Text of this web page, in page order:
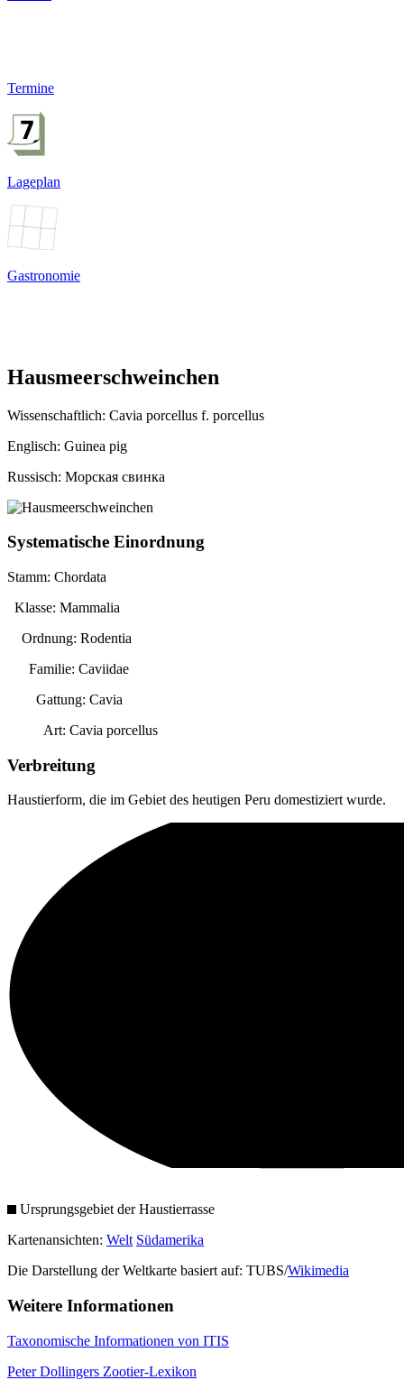
Termine
Lageplan
Gastronomie
Hausmeerschweinchen
Wissenschaftlich: Cavia porcellus f. porcellus
Englisch: Guinea pig
Russisch: Морская свинка
Systematische Einordnung
Stamm: Chordata
Klasse: Mammalia
Ordnung: Rodentia
Familie: Caviidae
Gattung: Cavia
Art: Cavia porcellus
Verbreitung
Haustierform, die im Gebiet des heutigen Peru domestiziert wurde.
Ursprungsgebiet der Haustierrasse
Kartenansichten: Welt Südamerika
Die Darstellung der Weltkarte basiert auf: TUBS/Wikimedia
Weitere Informationen
Taxonomische Informationen von ITIS
Peter Dollingers Zootier-Lexikon